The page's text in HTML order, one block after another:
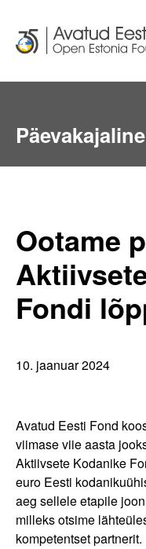
EN RU
Päevakajaline
Ootame
Fondi
10. jaanuar 2024
Avatud Eesti Fond
viimase viie aasta
Aktiivsete Kodanike
euro Eesti
aeg sellele etapile
milleks otsime
kompetentset partnerit.